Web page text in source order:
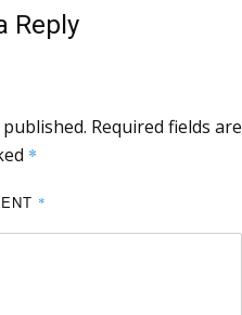
Reply
Required fields are
*
*